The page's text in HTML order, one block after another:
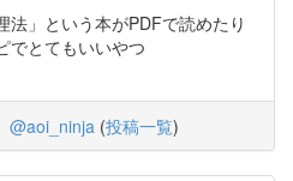
法」という本がPDFで読めたり
でとてもいいやつ
@aoi_ninja (投稿一覧)